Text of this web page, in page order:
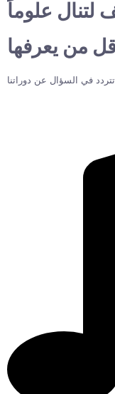
علوماً
من يعرفها
تتردد في السؤال عن دوراتنا